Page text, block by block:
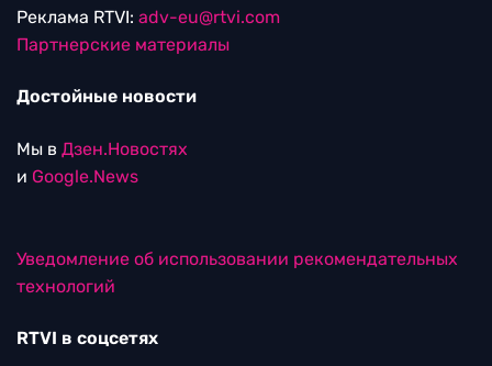
Реклама RTVI: adv-eu@rtvi.com
Партнерские материалы
Достойные новости
Мы в Дзен.Новостях
и Google.News
Уведомление об использовании рекомендательных
технологий
RTVI в соцсетях